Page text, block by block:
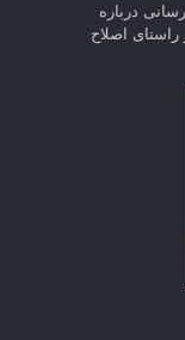
درباره
اصلاح